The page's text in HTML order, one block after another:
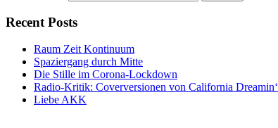
Recent Posts
Raum Zeit Kontinuum
Spaziergang durch Mitte
Die Stille im Corona-Lockdown
Radio-Kritik: Coverversionen von California Dreamin‘
Liebe AKK